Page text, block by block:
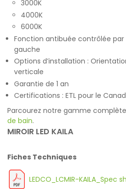
3000K
4000K
6000K
Fonction antibuée contrôlée
gauche
Options d’installation :
verticale
Garantie de 1 an
Certifications : ETL pour le
Parcourez notre gamme
de bain.
MIROIR LED KAILA
Fiches Techniques
LEDCO_LCMIR-KAILA_Spec